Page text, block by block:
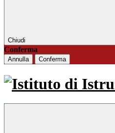
Chiudi
Conferma
Annulla Conferma